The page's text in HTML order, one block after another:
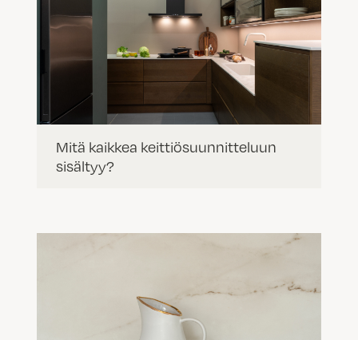
Mitä kaikkea keittiösuunnitteluun
sisältyy?